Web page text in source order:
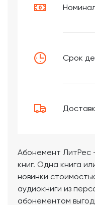
Срок
Абонемент ЛитРес
книг. Одна книга
новинки
аудиокниги из
абонементом